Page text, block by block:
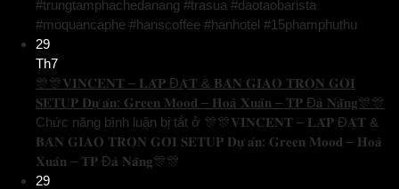
#trungtamphachedanang #trasua #daotaobarista
#moquancaphe #hanscoffee #hanhotel #15phamphuthu
29
Th7
🎊🎊𝐕𝐈𝐍𝐂𝐄𝐍𝐓 – 𝐋𝐀̆́𝐏 Đ𝐀̣̆𝐓 & 𝐁𝐀̀𝐍 𝐆𝐈𝐀𝐎 𝐓𝐑𝐎̣𝐍 𝐆𝐎́𝐈
𝐒𝐄𝐓𝐔𝐏 𝐃𝐮̛̣ 𝐚́𝐧: 𝐆𝐫𝐞𝐞𝐧 𝐌𝐨𝐨𝐝 – 𝐇𝐨𝐚̀ 𝐗𝐮𝐚̂𝐧 – 𝐓𝐏 Đ𝐚̀ 𝐍𝐚̆̃𝐧𝐠🎊🎊
Chức năng bình luận bị tắt ở 🎊🎊𝐕𝐈𝐍𝐂𝐄𝐍𝐓 – 𝐋𝐀̆́𝐏 Đ𝐀̣̆𝐓 &
𝐁𝐀̀𝐍 𝐆𝐈𝐀𝐎 𝐓𝐑𝐎̣𝐍 𝐆𝐎́𝐈 𝐒𝐄𝐓𝐔𝐏 𝐃𝐮̛̣ 𝐚́𝐧: 𝐆𝐫𝐞𝐞𝐧 𝐌𝐨𝐨𝐝 – 𝐇𝐨𝐚̀
𝐗𝐮𝐚̂𝐧 – 𝐓𝐏 Đ𝐚̀ 𝐍𝐚̆̃𝐧𝐠🎊🎊
29